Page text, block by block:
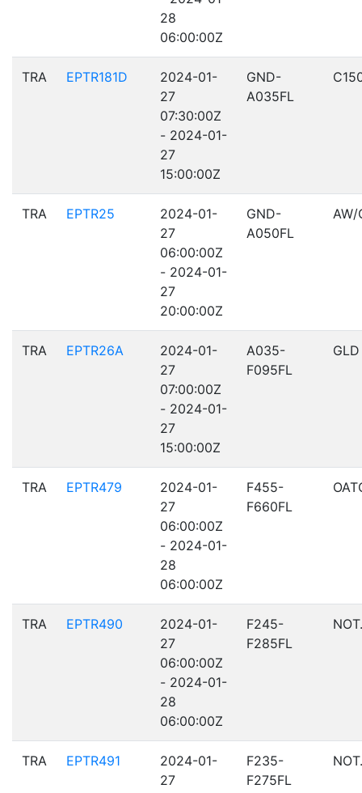
28
06:00:00Z
TRA EPTR181D
2024-01-
27
07:30:00Z
- 2024-01-
27
15:00:00Z
GND-
A035FL
TRA EPTR25
2024-01-
27
06:00:00Z
- 2024-01-
27
20:00:00Z
GND-
A050FL
AW/
TRA EPTR26A
2024-01-
27
07:00:00Z
- 2024-01-
27
15:00:00Z
A035-
F095FL
TRA EPTR479
2024-01-
27
06:00:00Z
- 2024-01-
28
06:00:00Z
F455-
F660FL
TRA EPTR490
2024-01-
27
06:00:00Z
- 2024-01-
28
06:00:00Z
F245-
F285FL
TRA EPTR491
2024-01-
27
F235-
F275FL